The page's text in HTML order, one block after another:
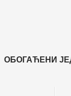
ОБОГАЋЕНИ